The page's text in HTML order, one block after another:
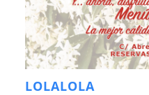
LOLALOLA